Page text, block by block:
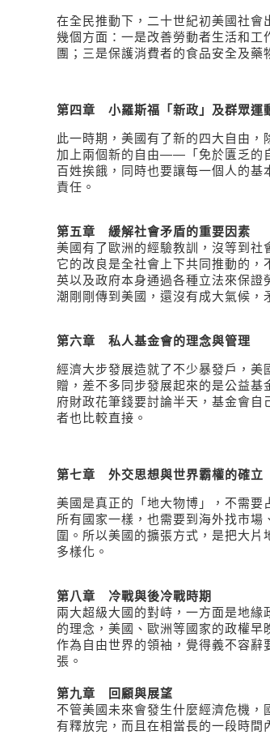
在全民推動下，二十世紀初美國社
幾個方面：一是改善勞動者生活和
團；三是保護消費者的食品安全及藥
第四章 小羅斯福「新政」及群眾運
此一時期，美國有了新的四大自由
加上兩個新的自由――「免於匱乏的
百姓挨餓，同時也要讓每一個人的
責任。
第五章 緩解社會矛盾的重要因素
美國有了歐洲的經驗教訓，沒等到社
它的改良是全社會上下共同推動的
英以及政府本身通過各種立法來保證
潮剛剛傳到美國，還沒有成大氣候，
第六章 私人基金會的理念與管理
經濟大步發展造就了不少暴發戶，美
贈，差不多同步發展起來的是公益
府財政花筆錢要討論半天，基金會
者也比較直接。
第七章 外交思想與世界霸權的確立
美國是真正的「地大物博」，不需要
所有國家一樣，也需要到海外找市
圍。所以美國的擴張方式，是把大
多樣化。
第八章 冷戰與後冷戰時期
兩大超級大國的對峙，一方面是地
的理念，美國、歐洲等國家的政權早
作為自由世界的領袖，覺得義不容
張。
第九章 回顧與展望
不管美國未來會發生什麼經濟危機，
有釋放完，而且在相當長的一段時間